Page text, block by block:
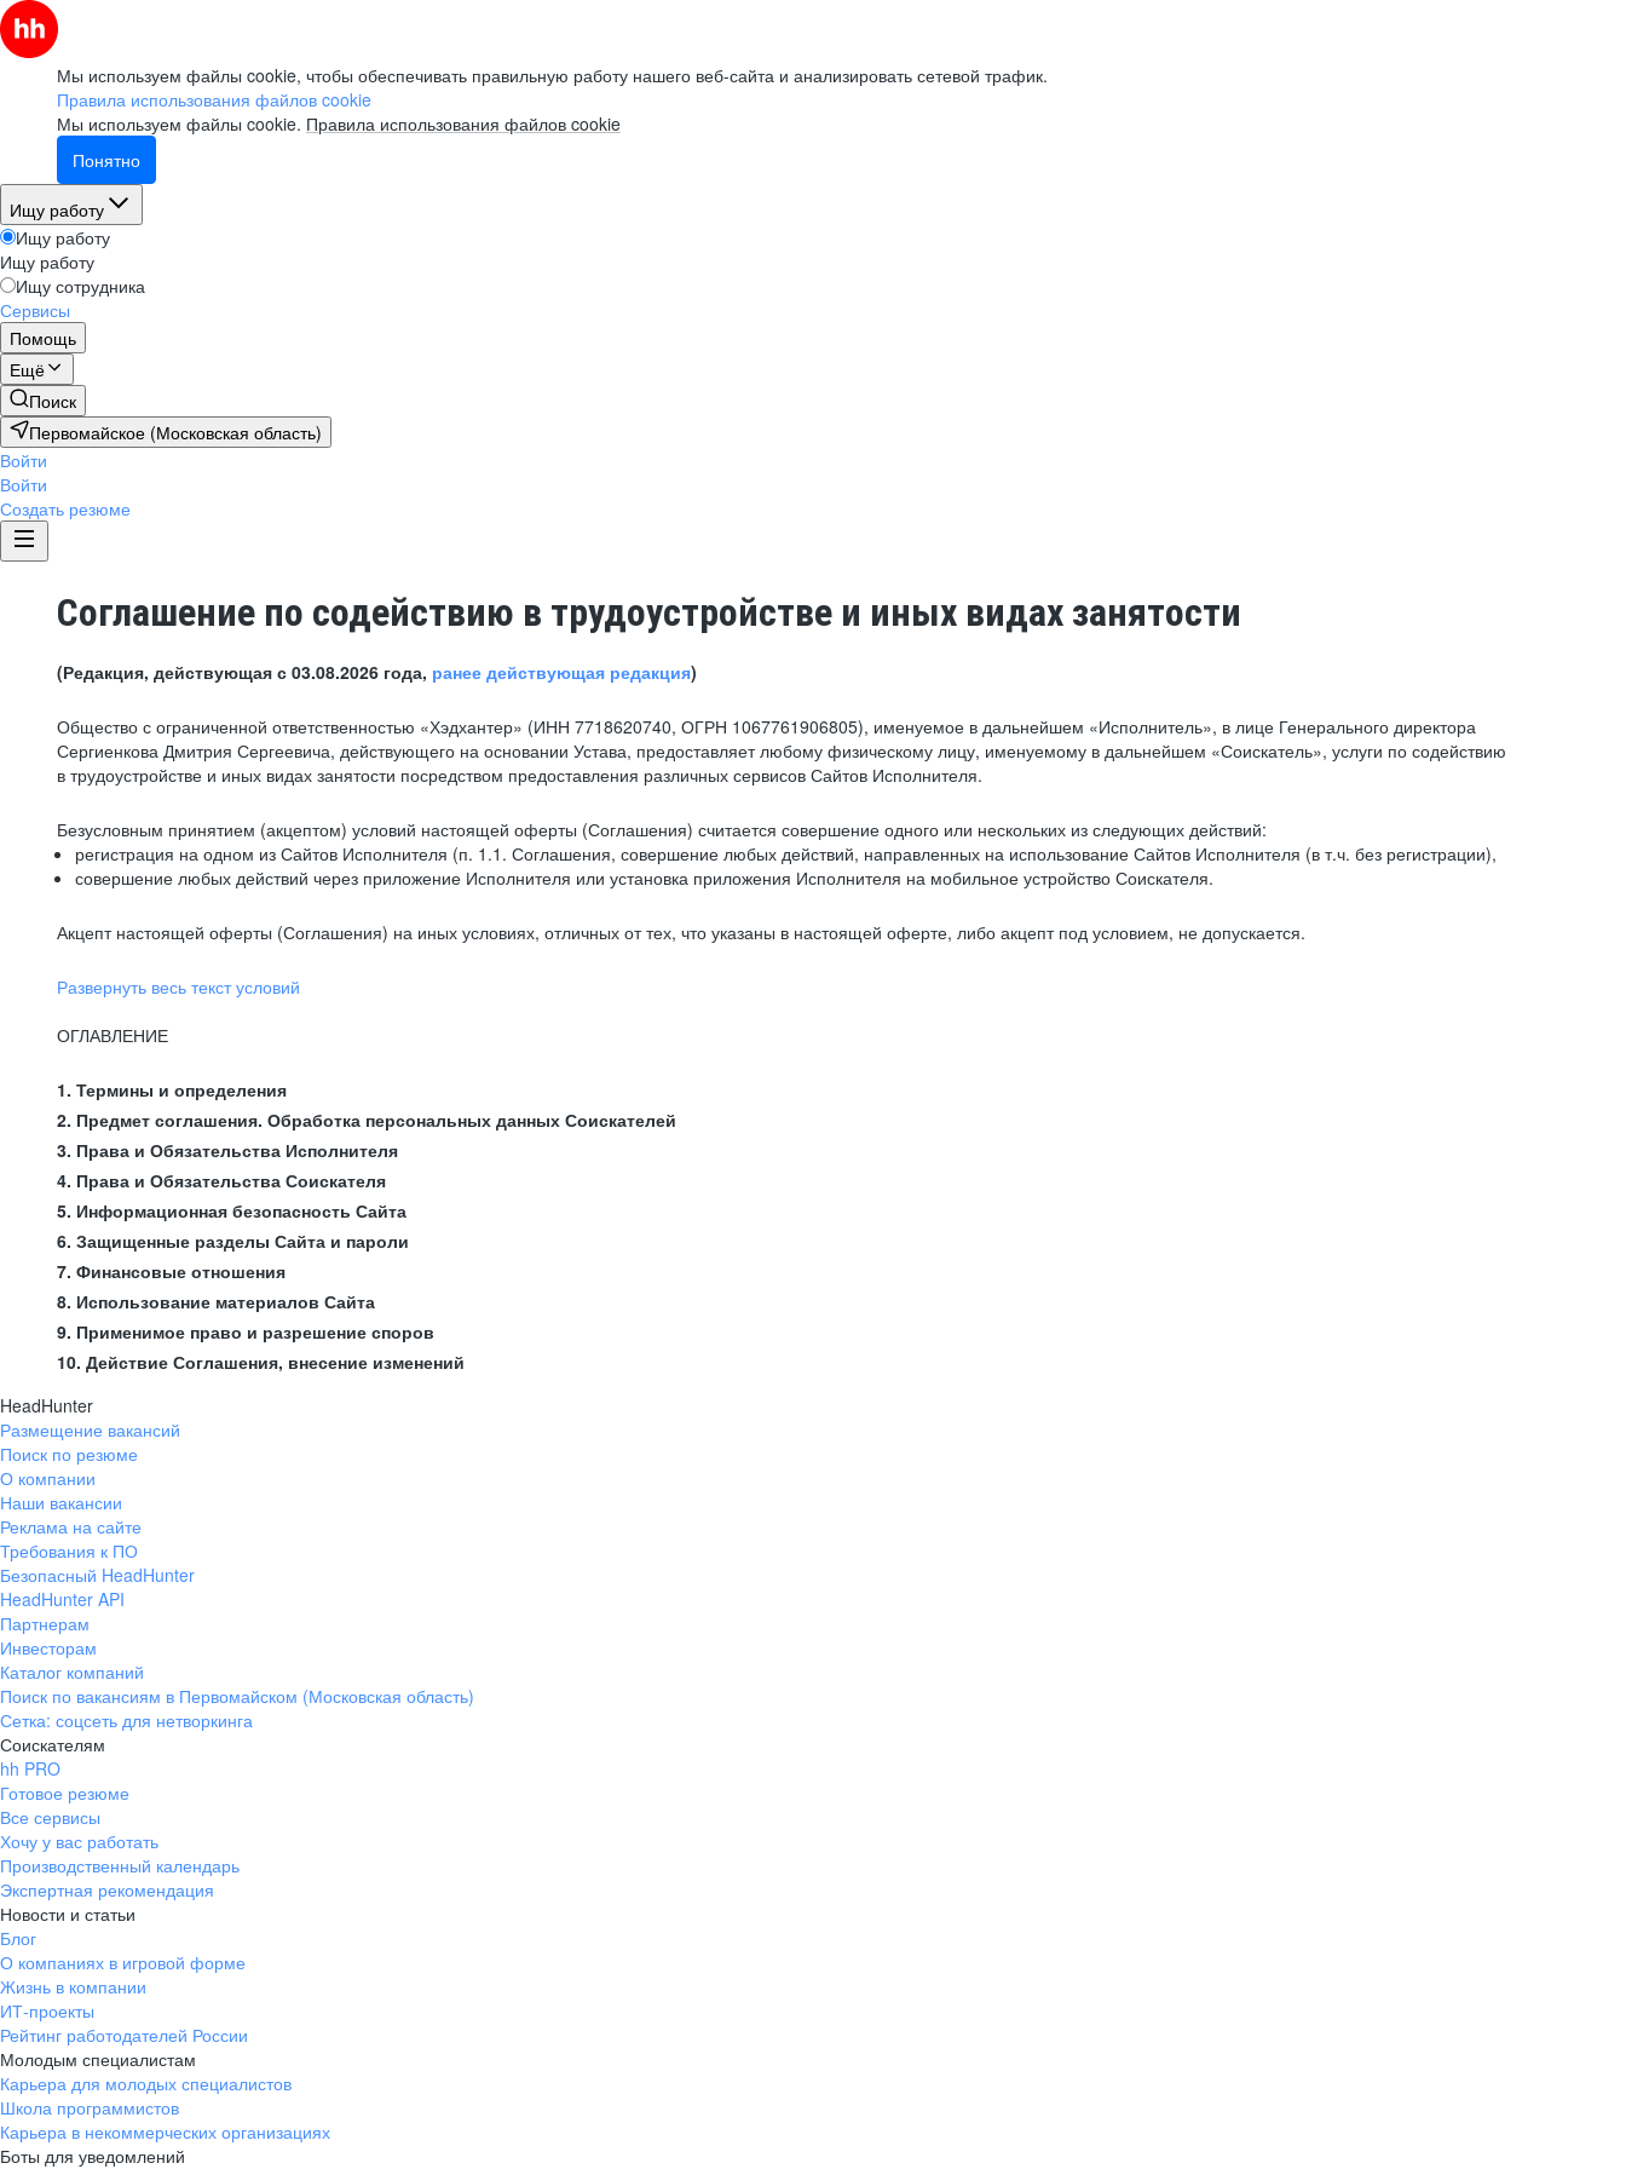
Мы используем файлы cookie, чтобы обеспечивать правильную работу нашего веб-сайта и анализировать сетевой трафик.
Правила использования файлов cookie
Мы используем файлы cookie. Правила использования файлов cookie
Понятно
Ищу работу
Ищу работу
Ищу работу
Ищу сотрудника
Сервисы
Помощь
Ещё
Поиск
Первомайское (Московская область)
Войти
Войти
Создать резюме
Соглашение по содействию в трудоустройстве и иных видах занятости
(Редакция, действующая с 03.08.2026 года, ранее действующая редакция)
Общество с ограниченной ответственностью «Хэдхантер» (ИНН 7718620740, ОГРН 1067761906805), именуемое в дальнейшем «Исполнитель», в лице Генерального директора
Сергиенкова Дмитрия Сергеевича, действующего на основании Устава, предоставляет любому физическому лицу, именуемому в дальнейшем «Соискатель», услуги по содействию
в трудоустройстве и иных видах занятости посредством предоставления различных сервисов Сайтов Исполнителя.
Безусловным принятием (акцептом) условий настоящей оферты (Соглашения) считается совершение одного или нескольких из следующих действий:
регистрация на одном из Сайтов Исполнителя (п. 1.1. Соглашения, совершение любых действий, направленных на использование Сайтов Исполнителя (в т.ч. без регистрации),
совершение любых действий через приложение Исполнителя или установка приложения Исполнителя на мобильное устройство Соискателя.
Акцепт настоящей оферты (Соглашения) на иных условиях, отличных от тех, что указаны в настоящей оферте, либо акцепт под условием, не допускается.
Развернуть весь текст условий
ОГЛАВЛЕНИЕ
1. Термины и определения
2. Предмет соглашения. Обработка персональных данных Соискателей
3. Права и Обязательства Исполнителя
4. Права и Обязательства Соискателя
5. Информационная безопасность Сайта
6. Защищенные разделы Сайта и пароли
7. Финансовые отношения
8. Использование материалов Сайта
9. Применимое право и разрешение споров
10. Действие Соглашения, внесение изменений
HeadHunter
Размещение вакансий
Поиск по резюме
О компании
Наши вакансии
Реклама на сайте
Требования к ПО
Безопасный HeadHunter
HeadHunter API
Партнерам
Инвесторам
Каталог компаний
Поиск по вакансиям в Первомайском (Московская область)
Сетка: соцсеть для нетворкинга
Соискателям
hh PRO
Готовое резюме
Все сервисы
Хочу у вас работать
Производственный календарь
Экспертная рекомендация
Новости и статьи
Блог
О компаниях в игровой форме
Жизнь в компании
ИТ-проекты
Рейтинг работодателей России
Молодым специалистам
Карьера для молодых специалистов
Школа программистов
Карьера в некоммерческих организациях
Боты для уведомлений